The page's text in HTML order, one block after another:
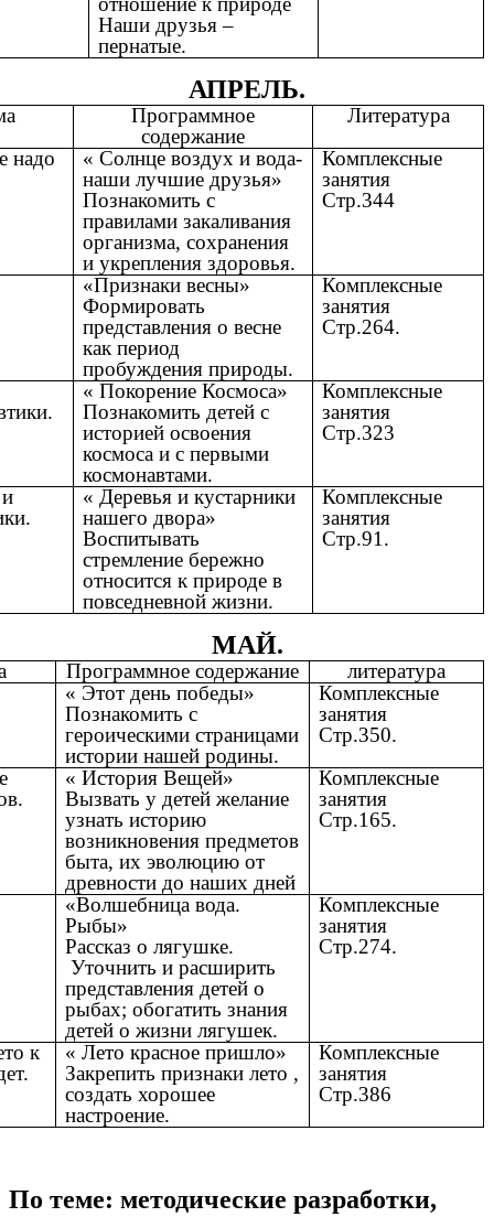
Наши друзья –
пернатые.
АПРЕЛЬ.
Программное
содержание
Литература
надо
« Солнце воздух и вода-
наши лучшие друзья»
Познакомить с
правилами закаливания
организма, сохранения
и укрепления здоровья.
Комплексные
занятия
Стр.344
«Признаки весны»
Формировать
представления о весне
как период
пробуждения природы.
Комплексные
занятия
Стр.264.
« Покорение Космоса»
Познакомить детей с
историей освоения
космоса и с первыми
космонавтами.
Комплексные
занятия
Стр.323
« Деревья и кустарники
нашего двора»
Воспитывать
стремление бережно
относится к природе в
повседневной жизни.
Комплексные
занятия
Стр.91.
МАЙ.
Программное содержание
литература
« Этот день победы»
Познакомить с
героическими страницами
истории нашей родины.
Комплексные
занятия
Стр.350.
« История Вещей»
Вызвать у детей желание
узнать историю
возникновения предметов
быта, их эволюцию от
древности до наших дней
Комплексные
занятия
Стр.165.
«Волшебница вода.
Рыбы»
Рассказ о лягушке.
Уточнить и расширить
представления детей о
рыбах; обогатить знания
детей о жизни лягушек.
Комплексные
занятия
Стр.274.
к
« Лето красное пришло»
Закрепить признаки лето ,
создать хорошее
настроение.
Комплексные
занятия
Стр.386
По теме: методические разработки,